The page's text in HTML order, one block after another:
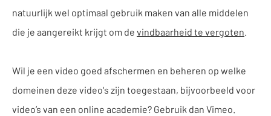
natuurlijk wel optimaal gebruik maken van alle middelen
die je aangereikt krijgt om de vindbaarheid te vergoten.
Wil je een video goed afschermen en beheren op welke
domeinen deze video's zijn toegestaan, bijvoorbeeld voor
video’s van een online academie? Gebruik dan Vimeo.